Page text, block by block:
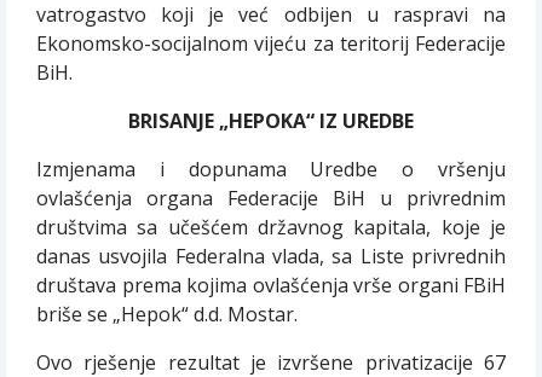
vatrogastvo koji je već odbijen u raspravi na
Ekonomsko-socijalnom vijeću za teritorij Federacije
BiH.
BRISANJE „HEPOKA“ IZ UREDBE
Izmjenama i dopunama Uredbe o vršenju
ovlašćenja organa Federacije BiH u privrednim
društvima sa učešćem državnog kapitala, koje je
danas usvojila Federalna vlada, sa Liste privrednih
društava prema kojima ovlašćenja vrše organi FBiH
briše se „Hepok“ d.d. Mostar.
Ovo rješenje rezultat je izvršene privatizacije 67